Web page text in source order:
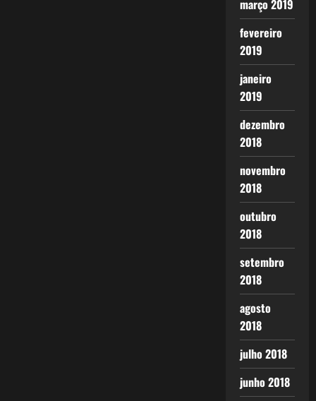
março 2019
fevereiro
2019
janeiro
2019
dezembro
2018
novembro
2018
outubro
2018
setembro
2018
agosto
2018
julho 2018
junho 2018